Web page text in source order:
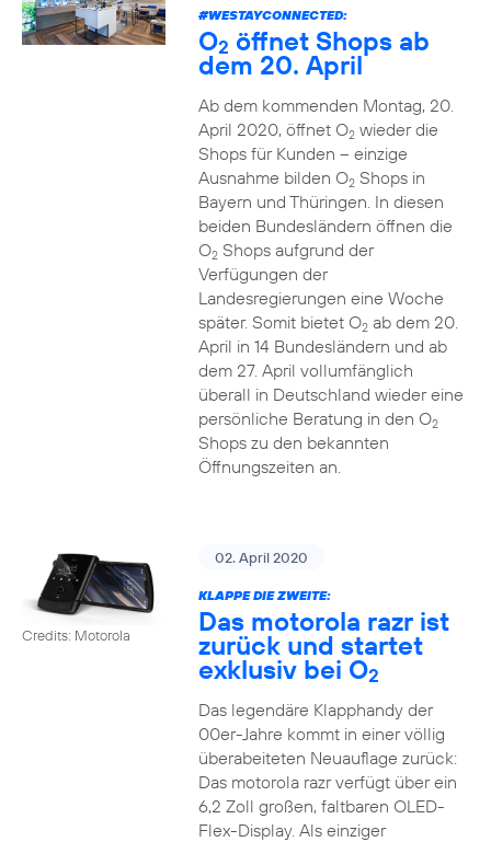
#WESTAYCONNECTED:
O2 öffnet Shops ab
dem 20. April
Ab dem kommenden Montag, 20.
April 2020, öffnet O2wieder die
Shops für Kunden – einzige
Ausnahme bilden O2Shops in
Bayern und Thüringen. In diesen
beiden Bundesländern öffnen die
O2Shops aufgrund der
Verfügungen der
Landesregierungen eine Woche
später. Somit bietet O2ab dem 20.
April in 14 Bundesländern und ab
dem 27. April vollumfänglich
überall in Deutschland wieder eine
persönliche Beratung in den O2
Shops zu den bekannten
Öffnungszeiten an.
Credits: Motorola
02. April 2020
KLAPPE DIE ZWEITE:
Das motorola razr ist
zurück und startet
exklusiv bei O2
Das legendäre Klapphandy der
00er-Jahre kommt in einer völlig
überabeiteten Neuauflage zurück:
Das motorola razr verfügt über ein
6,2 Zoll großen, faltbaren OLED-
Flex-Display. Als einziger